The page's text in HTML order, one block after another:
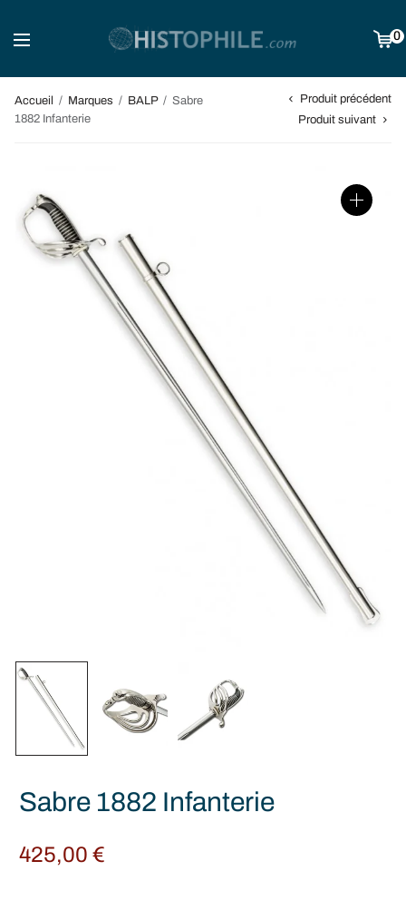
0
Accueil / Marques / BALP / Sabre
1882 Infanterie
Produit précédent
Produit suivant
Sabre 1882 Infanterie
425,00€